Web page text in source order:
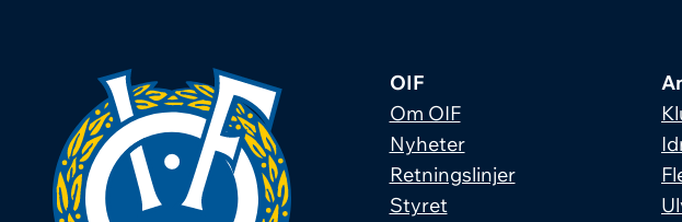
OIF
Om OIF
Nyheter
Retningslinjer
Styret